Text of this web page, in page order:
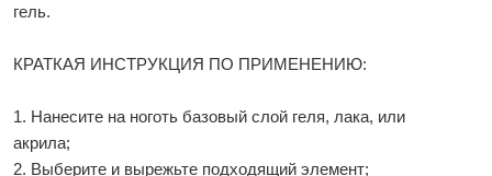
гель.
КРАТКАЯ ИНСТРУКЦИЯ ПО ПРИМЕНЕНИЮ:
1. Нанесите на ноготь базовый слой геля, лака, или
акрила;
2. Выберите и вырежьте подходящий элемент;